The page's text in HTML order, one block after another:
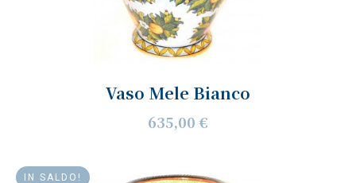
Vaso Mele Bianco
635,00 €
IN SALDO!